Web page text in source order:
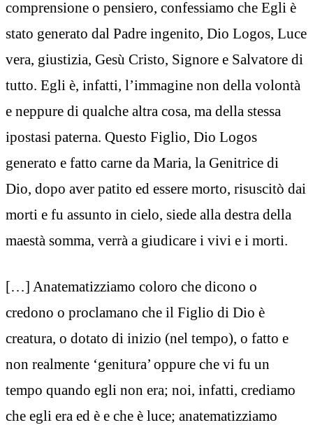
comprensione o pensiero, confessiamo che Egli è
stato generato dal Padre ingenito, Dio Logos, Luce
vera, giustizia, Gesù Cristo, Signore e Salvatore di
tutto. Egli è, infatti, l’immagine non della volontà
e neppure di qualche altra cosa, ma della stessa
ipostasi paterna. Questo Figlio, Dio Logos
generato e fatto carne da Maria, la Genitrice di
Dio, dopo aver patito ed essere morto, risuscitò dai
morti e fu assunto in cielo, siede alla destra della
maestà somma, verrà a giudicare i vivi e i morti.
[…] Anatematizziamo coloro che dicono o
credono o proclamano che il Figlio di Dio è
creatura, o dotato di inizio (nel tempo), o fatto e
non realmente ‘genitura’ oppure che vi fu un
tempo quando egli non era; noi, infatti, crediamo
che egli era ed è e che è luce; anatematizziamo